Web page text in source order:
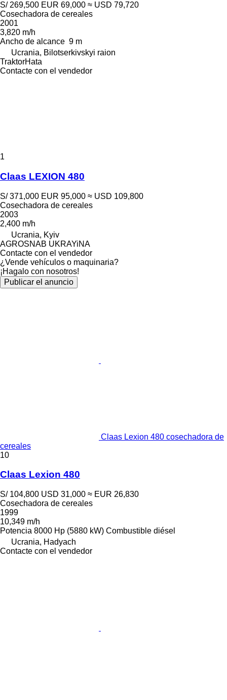
S/ 269,500 EUR 69,000 ≈ USD 79,720
Cosechadora de cereales
2001
3,820 m/h
Ancho de alcance 9 m
Ucrania, Bilotserkivskyi raion
TraktorHata
Contacte con el vendedor
1
Claas LEXION 480
S/ 371,000 EUR 95,000 ≈ USD 109,800
Cosechadora de cereales
2003
2,400 m/h
Ucrania, Kyiv
AGROSNAB UKRAYiNA
Contacte con el vendedor
¿Vende vehículos o maquinaria?
¡Hagalo con nosotros!
Publicar el anuncio
Claas Lexion 480 cosechadora de
cereales
10
Claas Lexion 480
S/ 104,800 USD 31,000 ≈ EUR 26,830
Cosechadora de cereales
1999
10,349 m/h
Potencia 8000 Hp (5880 kW) Combustible diésel
Ucrania, Hadyach
Contacte con el vendedor